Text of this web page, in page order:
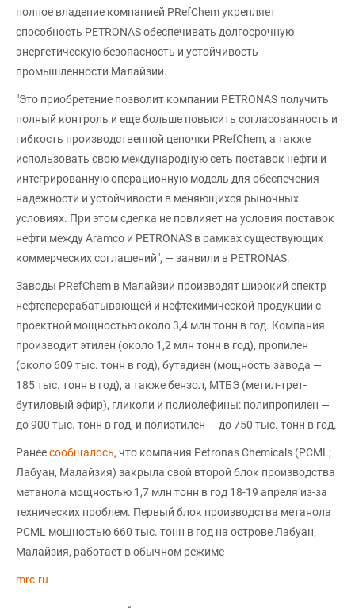
полное владение компанией PRefChem укрепляет
способность PETRONAS обеспечивать долгосрочную
энергетическую безопасность и устойчивость
промышленности Малайзии.
"Это приобретение позволит компании PETRONAS получить
полный контроль и еще больше повысить согласованность и
гибкость производственной цепочки PRefChem, а также
использовать свою международную сеть поставок нефти и
интегрированную операционную модель для обеспечения
надежности и устойчивости в меняющихся рыночных
условиях. При этом сделка не повлияет на условия поставок
нефти между Aramco и PETRONAS в рамках существующих
коммерческих соглашений", — заявили в PETRONAS.
Заводы PRefChem в Малайзии производят широкий спектр
нефтеперерабатывающей и нефтехимической продукции с
проектной мощностью около 3,4 млн тонн в год. Компания
производит этилен (около 1,2 млн тонн в год), пропилен
(около 609 тыс. тонн в год), бутадиен (мощность завода —
185 тыс. тонн в год), а также бензол, МТБЭ (метил-трет-
бутиловый эфир), гликоли и полиолефины: полипропилен —
до 900 тыс. тонн в год, и полиэтилен — до 750 тыс. тонн в год.
Ранеесообщалось, что компания Petronas Chemicals (PCML;
Лабуан, Малайзия) закрыла свой второй блок производства
метанола мощностью 1,7 млн тонн в год 18-19 апреля из-за
технических проблем. Первый блок производства метанола
PCML мощностью 660 тыс. тонн в год на острове Лабуан,
Малайзия, работает в обычном режиме
mrc.ru